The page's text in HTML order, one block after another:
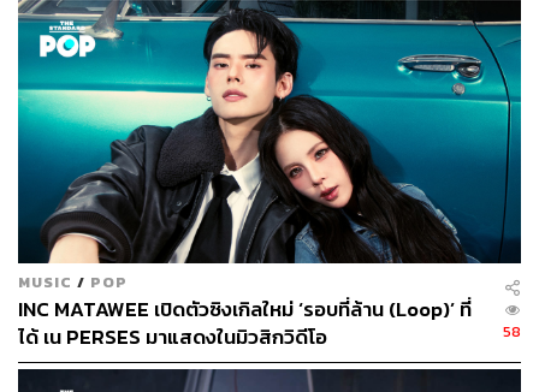
แฮชแท็ก #BUSbecauseofyouishine ก็ขึ้นสู่อันดับ 1 บนเท
รนด์ X (Twitter) ประเทศไทยอย่างรวดเร็ว โดยมียอดโพสต์ใน
แฮชแท็กนี้สูงกว่า 2 แสนครั้ง
MUSIC / POP
INC MATAWEE เปิดตัวซิงเกิลใหม่ ‘รอบที่ล้าน (Loop)’ ที่
ได้ เน PERSES มาแสดงในมิวสิกวิดีโอ
58